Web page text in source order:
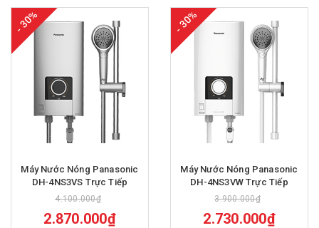
- 30%
Máy Nước Nóng Panasonic
DH-4NS3VS Trực Tiếp
4.100.000₫
2.870.000₫
- 30%
Máy Nước Nóng Panasonic
DH-4NS3VW Trực Tiếp
3.900.000₫
2.730.000₫